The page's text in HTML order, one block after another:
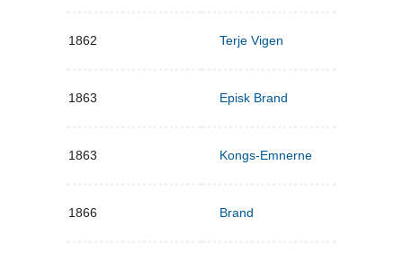
1862 Terje Vigen
1863 Episk Brand
1863 Kongs-Emnerne
1866 Brand